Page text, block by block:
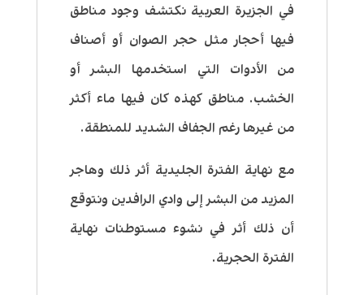
في الجزيرة العربية نكتشف وجود مناطق
فيها أحجار مثل حجر الصوان أو أصناف
من الأدوات التي استخدمها البشر أو
الخشب. مناطق كهذه كان فيها ماء أكثر
من غيرها رغم الجفاف الشديد للمنطقة.
مع نهاية الفترة الجليدية أثر ذلك وهاجر
المزيد من البشر إلى وادي الرافدين ونتوقع
أن ذلك أثر في نشوء مستوطنات نهاية
الفترة الحجرية.